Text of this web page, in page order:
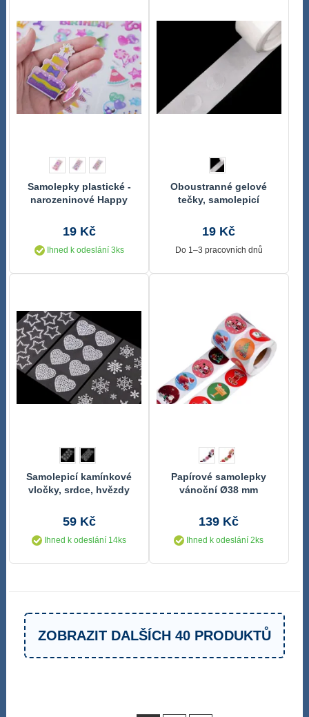
Samolepky plastické -
narozeninové Happy
19 Kč
Ihned k odeslání 3ks
Oboustranné gelové
tečky, samolepicí
19 Kč
Do 1–3 pracovních dnů
Samolepicí kamínkové
vločky, srdce, hvězdy
59 Kč
Ihned k odeslání 14ks
Papírové samolepky
vánoční Ø38 mm
139 Kč
Ihned k odeslání 2ks
ZOBRAZIT DALŠÍCH 40 PRODUKTŮ